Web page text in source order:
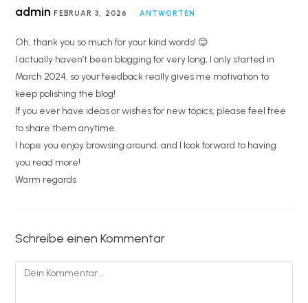
admin FEBRUAR 3, 2026 ANTWORTEN
Oh, thank you so much for your kind words! 😊
I actually haven’t been blogging for very long, I only started in
March 2024, so your feedback really gives me motivation to
keep polishing the blog!
If you ever have ideas or wishes for new topics, please feel free
to share them anytime.
I hope you enjoy browsing around, and I look forward to having
you read more!
Warm regards
Schreibe einen Kommentar